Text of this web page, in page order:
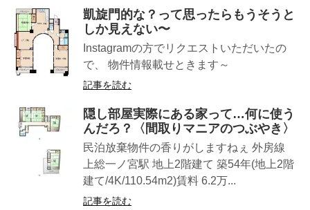
凱旋門的な？って思ったらもうそうと
しか見えない〜
Instagramの方でリクエストいただいたの
で、 物件情報載せときます～
記事を読む
隠し部屋実際にある家って…何に使う
んだろ？〈間取りマニアのつぶやき〉
民泊放棄物件の香りがしますねぇ 外房線
上総一ノ宮駅 地上2階建て 築54年(地上2階
建て/4K/110.54m2)賃料 6.2万...
記事を読む